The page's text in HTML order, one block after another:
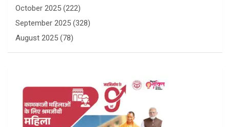
October 2025 (222)
September 2025 (328)
August 2025 (78)